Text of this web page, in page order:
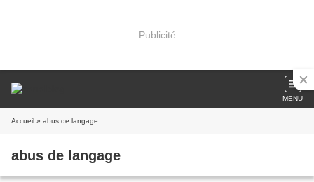
Publicité
MENU
Accueil » abus de langage
abus de langage